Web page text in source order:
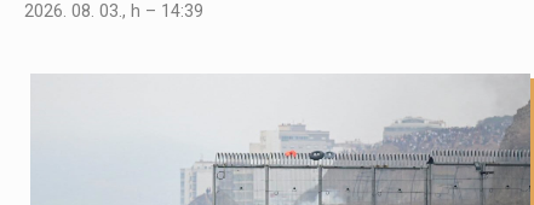
2026. 08. 03., h – 14:39